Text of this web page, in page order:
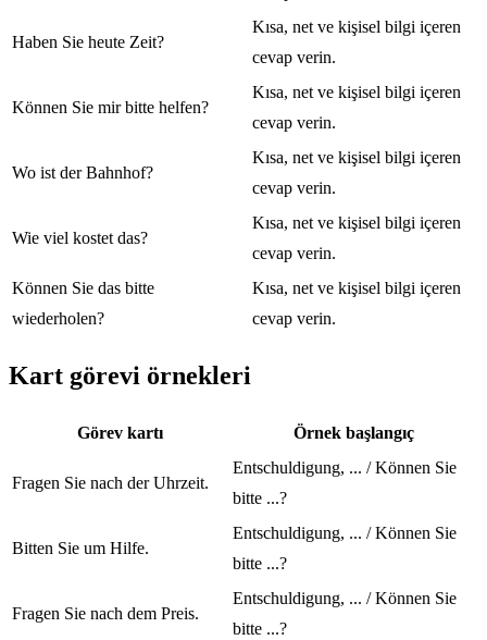
Haben Sie heute Zeit?
Kısa, net ve kişisel bilgi içeren
cevap verin.
Können Sie mir bitte helfen?
Kısa, net ve kişisel bilgi içeren
cevap verin.
Wo ist der Bahnhof?
Kısa, net ve kişisel bilgi içeren
cevap verin.
Wie viel kostet das?
Kısa, net ve kişisel bilgi içeren
cevap verin.
Können Sie das bitte
wiederholen?
Kısa, net ve kişisel bilgi içeren
cevap verin.
Kart görevi örnekleri
Görev kartı Örnek başlangıç
Fragen Sie nach der Uhrzeit.
Entschuldigung, ... / Können Sie
bitte ...?
Bitten Sie um Hilfe.
Entschuldigung, ... / Können Sie
bitte ...?
Fragen Sie nach dem Preis.
Entschuldigung, ... / Können Sie
bitte ...?